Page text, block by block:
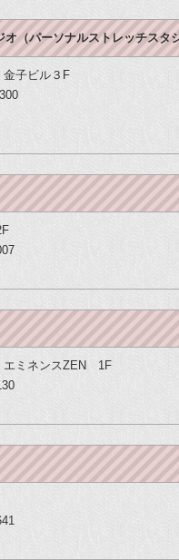
（パーソナルストレッチスタ
子ビル３F
ミネンスZEN 1F